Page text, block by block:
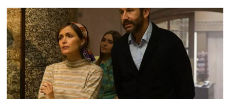
Tag:
du
har
mejl